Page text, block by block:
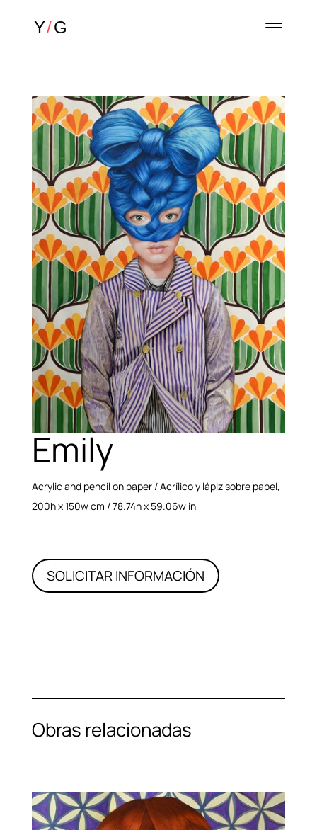
Emily
Acrylic and pencil on paper / Acrílico y lápiz sobre papel,
200h x 150w cm / 78.74h x 59.06w in
SOLICITAR INFORMACIÓN
Obras relacionadas